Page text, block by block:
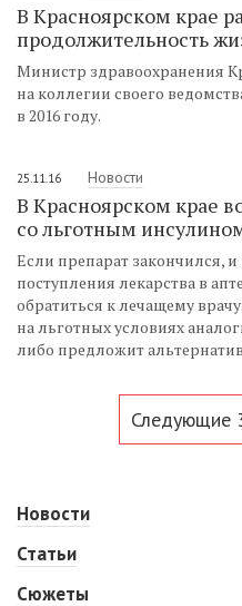
В Красноярском крае
продолжительность
Министр здравоохранения
на коллегии своего
в 2016 году.
25.11.16 Новости
В Красноярском крае
со льготным
Если препарат закончился,
поступления лекарства в
обратиться к лечащему
на льготных условиях
либо предложит
Следующие
Новости
Статьи
Сюжеты